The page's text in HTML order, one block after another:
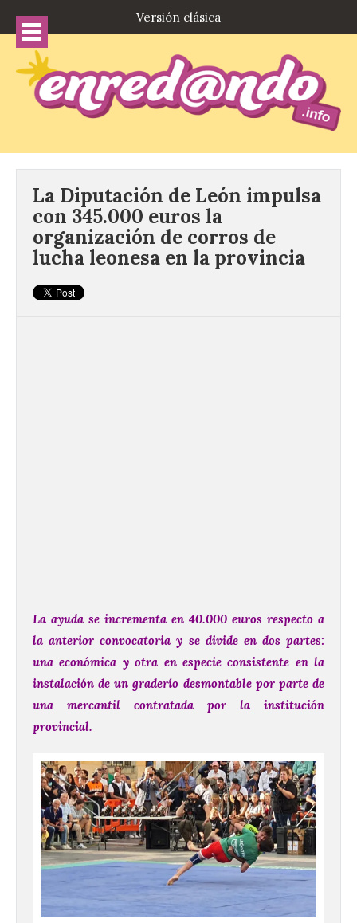
Versión clásica
La Diputación de León impulsa
con 345.000 euros la
organización de corros de
lucha leonesa en la provincia
La ayuda se incrementa en 40.000 euros respecto a
la anterior convocatoria y se divide en dos partes:
una económica y otra en especie consistente en la
instalación de un graderío desmontable por parte de
una mercantil contratada por la institución
provincial.